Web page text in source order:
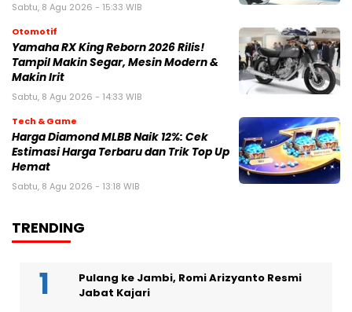
Sabtu, 8 Agu 2026 - 15:33 WIB
Otomotif
Yamaha RX King Reborn 2026 Rilis!
Tampil Makin Segar, Mesin Modern &
Makin Irit
Sabtu, 8 Agu 2026 - 14:33 WIB
Tech & Game
Harga Diamond MLBB Naik 12%: Cek
Estimasi Harga Terbaru dan Trik Top Up
Hemat
Sabtu, 8 Agu 2026 - 13:18 WIB
TRENDING
Pulang ke Jambi, Romi Arizyanto Resmi
Jabat Kajari